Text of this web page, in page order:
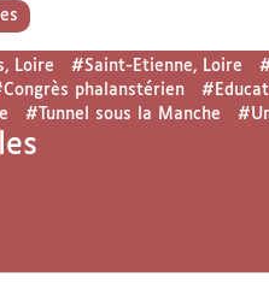
Loire #Saint-Etienne, Loire
phalanstérien
#Tunnel sous la Manche